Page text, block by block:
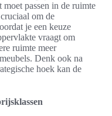
passen in de ruimte
om de
je een keuze
vraagt om
ruimte meer
Denk ook na
hoek kan de